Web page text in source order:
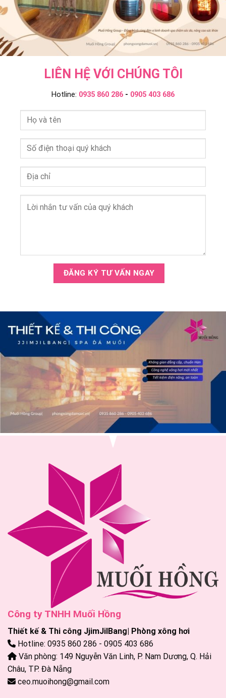
LIÊN HỆ VỚI CHÚNG TÔI
Hotline: 0935 860 286 - 0905 403 686
Công ty TNHH Muối Hồng
Thiết kế & Thi công JjimJilBang| Phòng xông hơi
Hotline: 0935 860 286 - 0905 403 686
Văn phòng: 149 Nguyễn Văn Linh, P. Nam Dương, Q. Hải
Châu, TP. Đà Nẵng
ceo.muoihong@gmail.com